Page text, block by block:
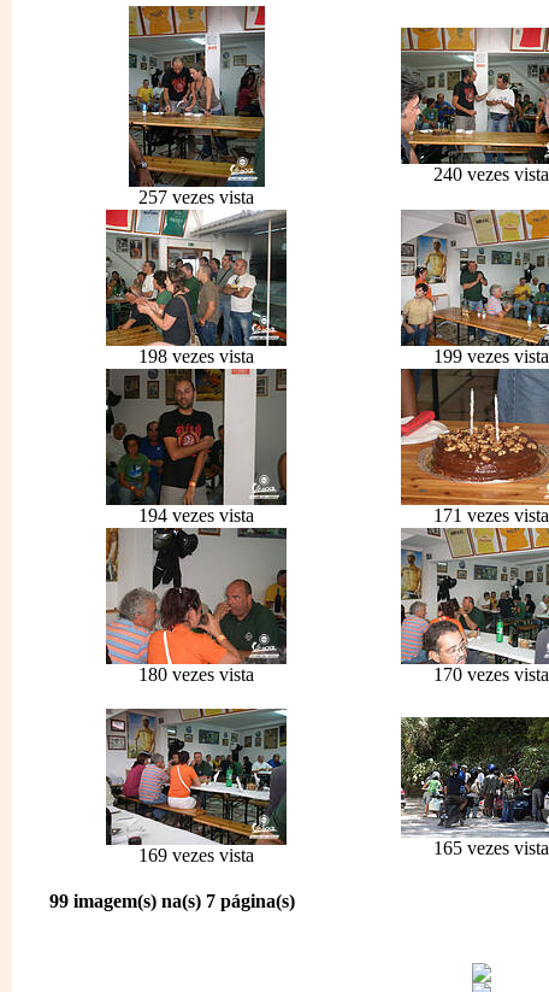
257 vezes vista
240 vezes vista
198 vezes vista 199 vezes vista
194 vezes vista 171 vezes vista
180 vezes vista 170 vezes vista
169 vezes vista
165 vezes vista
99 imagem(s) na(s) 7 página(s)